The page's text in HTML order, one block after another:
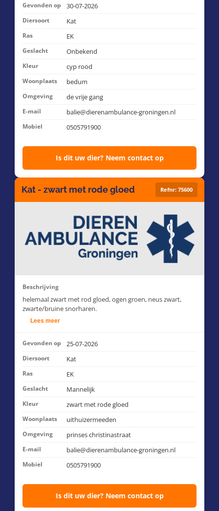
Gevonden op 30-07-2026
Diersoort Kat
Ras EK
Geslacht Onbekend
Kleur cyp rood
Woonplaats bedum
Omgeving de vrije gang
E-mail balie@dierenambulance-groningen.nl
Mobiel 0505791900
Is dit uw dier? Neem contact op
Kat - zwart met rode gloed Refnr: 75600
Beschrijving
helemaal zwart met rod gloed, ogen groen, neus zwart,
zwarte/bruine snorharen.
Lees meer
Gevonden op 25-07-2026
Diersoort Kat
Ras EK
Geslacht Mannelijk
Kleur zwart met rode gloed
Woonplaats uithuizermeeden
Omgeving prinses christinastraat
E-mail balie@dierenambulance-groningen.nl
Mobiel 0505791900
Is dit uw dier? Neem contact op